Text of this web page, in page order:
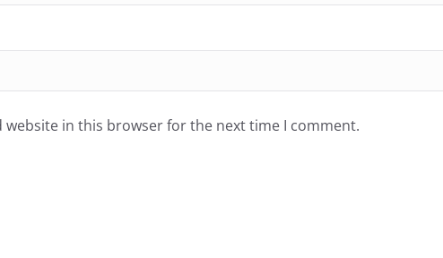
website in this browser for the next time I comment.